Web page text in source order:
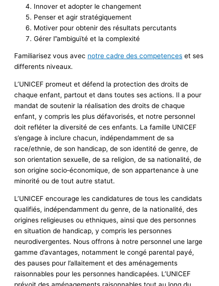
Innover et adopter le changement
Penser et agir stratégiquement
Motiver pour obtenir des résultats percutants
Gérer l”ambiguïté et la complexité
Familiarisez vous avec notre cadre des competences et ses
differents niveaux.
L’UNICEF promeut et défend la protection des droits de
chaque enfant, partout et dans toutes ses actions. Il a pour
mandat de soutenir la réalisation des droits de chaque
enfant, y compris les plus défavorisés, et notre personnel
doit refléter la diversité de ces enfants. La famille UNICEF
s’engage à inclure chacun, indépendamment de sa
race/ethnie, de son handicap, de son identité de genre, de
son orientation sexuelle, de sa religion, de sa nationalité, de
son origine socio‑économique, de son appartenance à une
minorité ou de tout autre statut.
L’UNICEF encourage les candidatures de tous les candidats
qualifiés, indépendamment du genre, de la nationalité, des
origines religieuses ou ethniques, ainsi que des personnes
en situation de handicap, y compris les personnes
neurodivergentes. Nous offrons à notre personnel une large
gamme d’avantages, notamment le congé parental payé,
des pauses pour l’allaitement et des aménagements
raisonnables pour les personnes handicapées. L’UNICEF
prévoit des aménagements raisonnables tout au long du